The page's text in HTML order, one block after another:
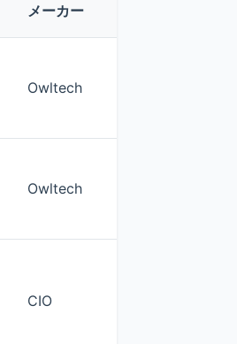
メーカー
Owltech
Owltech
CIO